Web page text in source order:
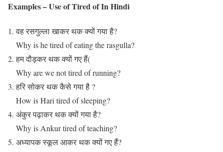
Examples – Use of Tired of In Hindi
वह रसगुल्ला खाकर थक क्यों गया है?
Why is he tired of eating the rasgulla?
हम दौड़कर थक क्यों गए हैं(
Why are we not tired of running?
हरि सोकर थक कैसे गया है ?
How is Hari tired of sleeping?
अंकुर पढ़ाकर थक क्यों गया है?
Why is Ankur tired of teaching?
अध्यापक स्कूल आकर थक क्यों गए हैं?